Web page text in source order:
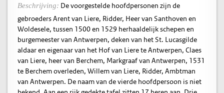
Beschrijving: De voorgestelde hoofdpersonen zijn de
gebroeders Arent van Liere, Ridder, Heer van Santhoven en
Woldesele, tussen 1500 en 1529 herhaaldelijk schepen en
burgemeester van Antwerpen, deken van het St. Lucasgilde
aldaar en eigenaar van het Hof van Liere te Antwerpen, Claes
van Liere, heer van Berchem, Markgraaf van Antwerpen, 1531
te Berchem overleden, Willem van Liere, Ridder, Ambtman
van Antwerpen. De naam van de vierde hoofdpersoon is niet